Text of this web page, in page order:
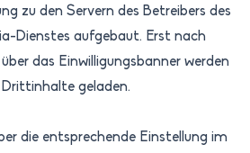
zu den Servern des Betreibers des
Dienstes aufgebaut. Erst nach
das Einwilligungsbanner werden
geladen.
die entsprechende Einstellung im